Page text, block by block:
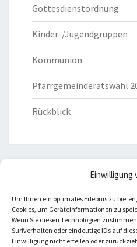
Einwilligung
Um Ihnen ein optimales Erlebnis zu
Cookies, um Geräteinformationen zu
Wenn Sie diesen Technologien
Surfverhalten oder eindeutige IDs auf
Einwilligung nicht erteilen oder
Gottesdienstordnung
Kinder-/Jugendgruppen
Kommunion
Pfarrgemeinderatswahl
Rückblick
Bistum Eichstätt